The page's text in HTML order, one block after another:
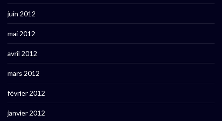
juin 2012
mai 2012
avril 2012
mars 2012
février 2012
janvier 2012